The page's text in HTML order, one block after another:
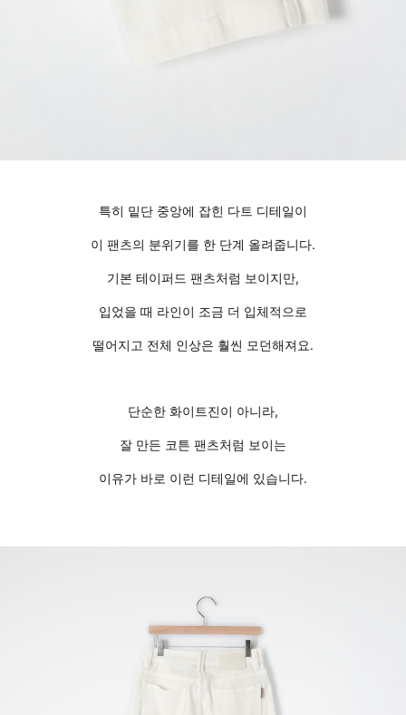
특히 밑단 중앙에 잡힌 다트 디테일이
이 팬츠의 분위기를 한 단계 올려줍니다.
기본 테이퍼드 팬츠처럼 보이지만,
입었을 때 라인이 조금 더 입체적으로
떨어지고 전체 인상은 훨씬 모던해져요.
단순한 화이트진이 아니라,
잘 만든 코튼 팬츠처럼 보이는
이유가 바로 이런 디테일에 있습니다.